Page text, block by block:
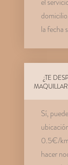
la fecha
¿TE
Sí,
0.5€/
hacer